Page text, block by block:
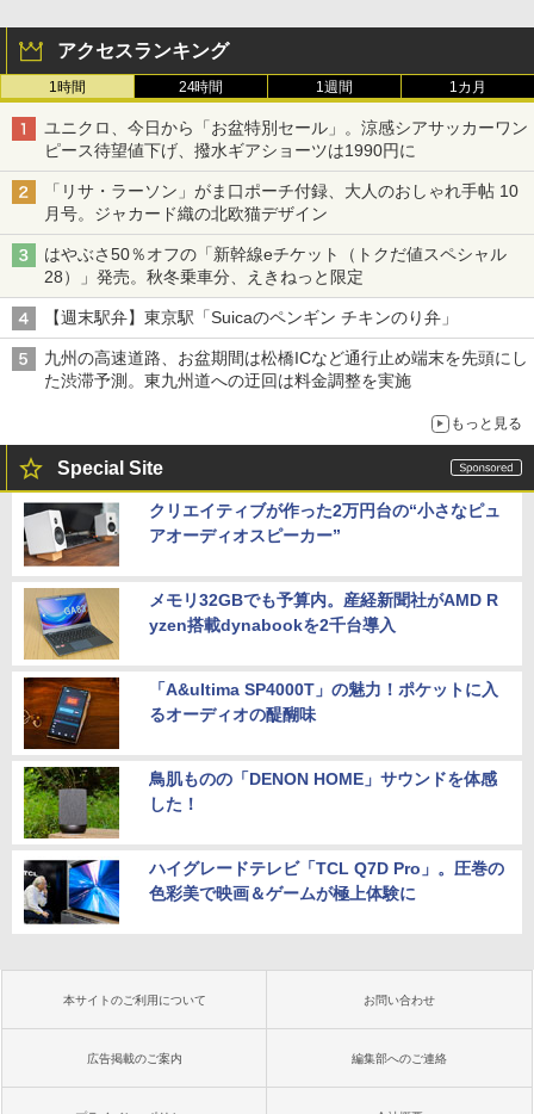
アクセスランキング
1時間 24時間 1週間 1カ月
ユニクロ、今日から「お盆特別セール」。涼感シアサッカーワン
ピース待望値下げ、撥水ギアショーツは1990円に
「リサ・ラーソン」がま口ポーチ付録、大人のおしゃれ手帖 10
月号。ジャカード織の北欧猫デザイン
はやぶさ50％オフの「新幹線eチケット（トクだ値スペシャル
28）」発売。秋冬乗車分、えきねっと限定
【週末駅弁】東京駅「Suicaのペンギン チキンのり弁」
九州の高速道路、お盆期間は松橋ICなど通行止め端末を先頭にし
た渋滞予測。東九州道への迂回は料金調整を実施
もっと見る
Special Site
クリエイティブが作った2万円台の“小さなピュ
アオーディオスピーカー”
メモリ32GBでも予算内。産経新聞社がAMD R
yzen搭載dynabookを2千台導入
「A&ultima SP4000T」の魅力！ポケットに入
るオーディオの醍醐味
鳥肌ものの「DENON HOME」サウンドを体感
した！
ハイグレードテレビ「TCL Q7D Pro」。圧巻の
色彩美で映画＆ゲームが極上体験に
本サイトのご利用について お問い合わせ
広告掲載のご案内 編集部へのご連絡